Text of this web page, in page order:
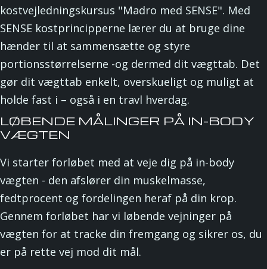
kostvejledningskursus "Madro med SENSE". Med
SENSE kostprincipperne lærer du at bruge dine
hænder til at sammensætte og styre
portionsstørrelserne -og dermed dit vægttab. Det
gør dit vægttab enkelt, overskueligt og muligt at
holde fast i – også i en travl hverdag.
LØBENDE MÅLINGER PÅ IN-BODY
VÆGTEN
Vi starter forløbet med at veje dig på in-body
vægten - den afslører din muskelmasse,
fedtprocent og fordelingen heraf på din krop.
Gennem forløbet har vi løbende vejninger på
vægten for at tracke din fremgang og sikrer os, du
er på rette vej mod dit mål.